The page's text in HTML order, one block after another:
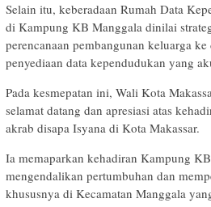
Selain itu, keberadaan Rumah Data
di Kampung KB Manggala dinilai
perencanaan pembangunan keluarga
penyediaan data kependudukan yang
Pada kesmepatan ini, Wali Kota
selamat datang dan apresiasi atas
akrab disapa Isyana di Kota Makassar.
Ia memaparkan kehadiran Kampung
mengendalikan pertumbuhan dan
khususnya di Kecamatan Manggala